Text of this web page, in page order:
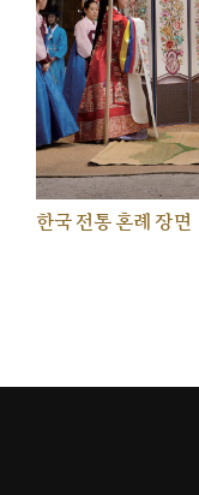
한국 전통 혼례 장면